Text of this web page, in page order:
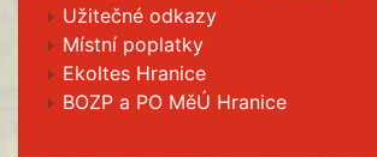
Užitečné odkazy
Místní poplatky
Ekoltes Hranice
BOZP a PO MěÚ Hranice